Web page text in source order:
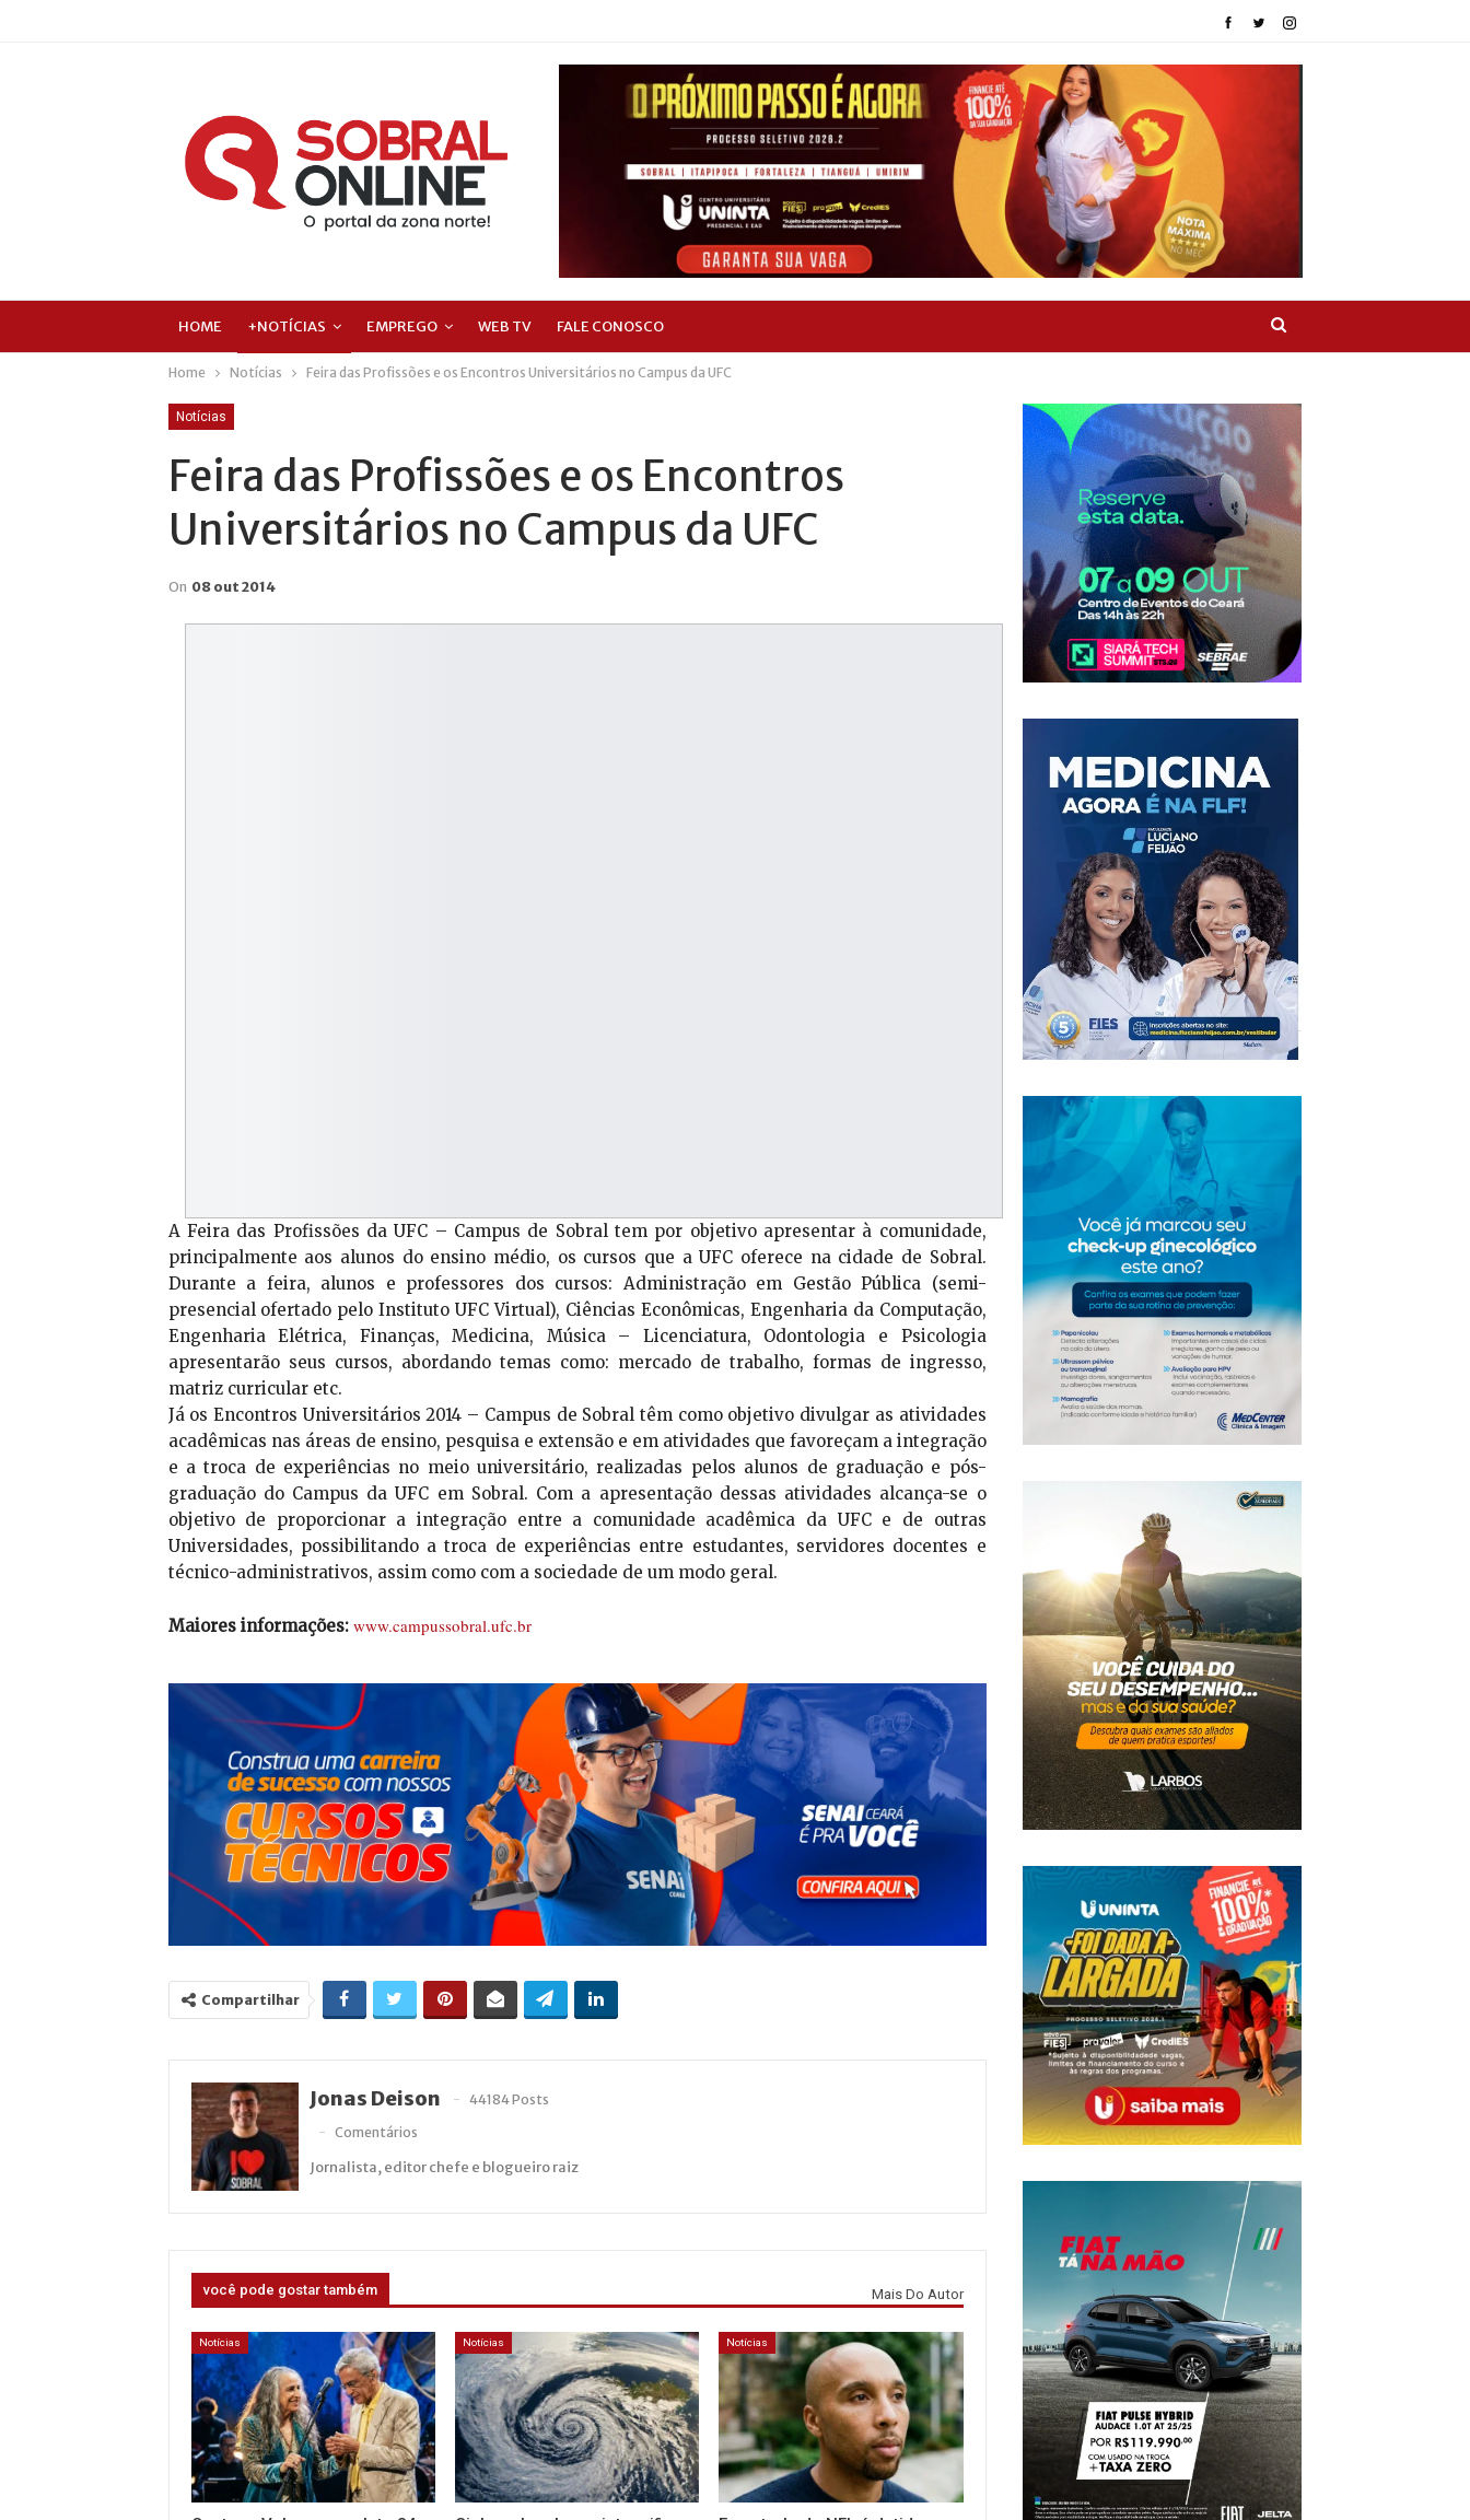
HOME +NOTÍCIAS EMPREGO WEB TV FALE CONOSCO
Home Notícias Feira das Profissões e os Encontros Universitários no Campus da UFC
Notícias
Feira das Profissões e os Encontros
Universitários no Campus da UFC
On 08 out 2014
A Feira das Profissões da UFC – Campus de Sobral tem por objetivo apresentar à comunidade,
principalmente aos alunos do ensino médio, os cursos que a UFC oferece na cidade de Sobral.
Durante a feira, alunos e professores dos cursos: Administração em Gestão Pública (semi-
presencial ofertado pelo Instituto UFC Virtual), Ciências Econômicas, Engenharia da Computação,
Engenharia Elétrica, Finanças, Medicina, Música – Licenciatura, Odontologia e Psicologia
apresentarão seus cursos, abordando temas como: mercado de trabalho, formas de ingresso,
matriz curricular etc.
Já os Encontros Universitários 2014 – Campus de Sobral têm como objetivo divulgar as atividades
acadêmicas nas áreas de ensino, pesquisa e extensão e em atividades que favoreçam a integração
e a troca de experiências no meio universitário, realizadas pelos alunos de graduação e pós-
graduação do Campus da UFC em Sobral. Com a apresentação dessas atividades alcança-se o
objetivo de proporcionar a integração entre a comunidade acadêmica da UFC e de outras
Universidades, possibilitando a troca de experiências entre estudantes, servidores docentes e
técnico-administrativos, assim como com a sociedade de um modo geral.
Maiores informações: www.campussobral.ufc.br
Compartilhar
Jonas Deison
44184 Posts
Comentários
Jornalista, editor chefe e blogueiro raiz
você pode gostar também Mais Do Autor
Notícias Notícias Notícias